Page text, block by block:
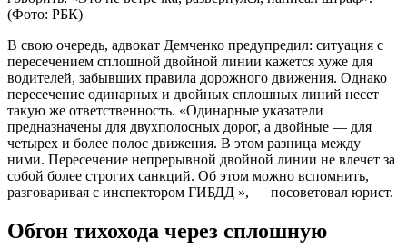
(Фото: РБК)
В свою очередь, адвокат Демченко предупредил: ситуация с
пересечением сплошной двойной линии кажется хуже для
водителей, забывших правила дорожного движения. Однако
пересечение одинарных и двойных сплошных линий несет
такую ​​же ответственность. «Одинарные указатели
предназначены для двухполосных дорог, а двойные — для
четырех и более полос движения. В этом разница между
ними. Пересечение непрерывной двойной линии не влечет за
собой более строгих санкций. Об этом можно вспомнить,
разговаривая с инспектором ГИБДД », — посоветовал юрист.
Обгон тихохода через сплошную